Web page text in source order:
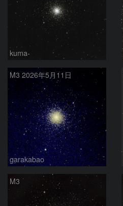
kuma-
M3 2026‎年5月11日
garakabao
M3